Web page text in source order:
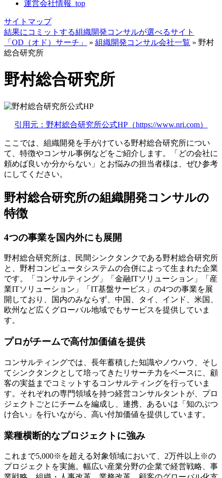
運営会社情報_top
サイトマップ
結果にコミットする組織開発コンサルが選べるサイト
「OD（オド）サーチ」
» 組織開発コンサル会社一覧 » 野村
総合研究所
野村総合研究所
引用元：野村総合研究所公式HP（https://www.nri.com）
ここでは、組織開発を手がけている野村総合研究所につい
て、特徴やコンサル事例などをご紹介します。「どの会社に
頼めば良いか分からない」とお悩みの担当者様は、ぜひ参考
にしてください。
野村総合研究所の組織開発コンサルの
特徴
4つの事業を国内外にも展開
野村総合研究所は、民間シンクタンクである野村総合研究所
と、野村コンピュータシステムの合併によって生まれた企業
です。
「コンサルティング」「金融ITソリューション」「産
業ITソリューション」「IT基盤サービス」の4つの事業を展
開 しており、国内のみならず、中国、タイ、インド、米国、
欧州など広くグローバル地域でもサービスを提供していま
す。
プロがチームで高付加価値を提供
コンサルティングでは、長年蓄積した知識やノウハウ、そし
てシンクタンクとして培ってきたリサーチ力をベースに、顧
客の実益までコミットするコンサルティングを行っていま
す。 それぞれの専門領域を持つ経営コンサルタントが、プロ
ジェクトごとにチームを編成し、連携、あるいは「知のぶつ
け合い」を行いながら、高い付加価値を提供しています。
業種横断的なプロジェクトに強み
これまで5,000※を超える対象領域において、2万件以上※の
プロジェクトを実施。幅広い産業分野の企業で経営戦略、事